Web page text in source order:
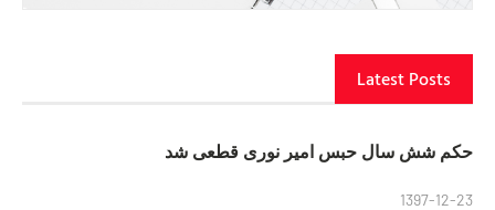
Latest Posts
حکم شش سال حبس امیر نوری قطعی شد
1397-12-23